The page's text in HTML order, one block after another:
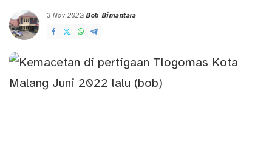
3 Nov 2022
Posted
by
Bob Bimantara